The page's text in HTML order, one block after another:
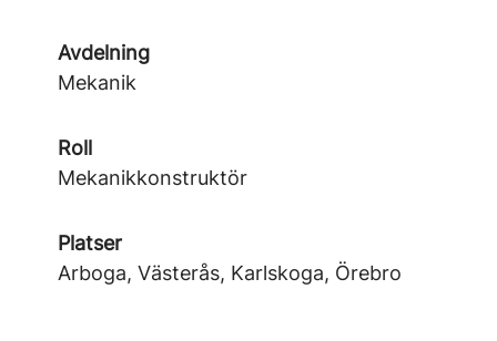
Avdelning
Mekanik
Roll
Mekanikkonstruktör
Platser
Arboga, Västerås, Karlskoga, Örebro